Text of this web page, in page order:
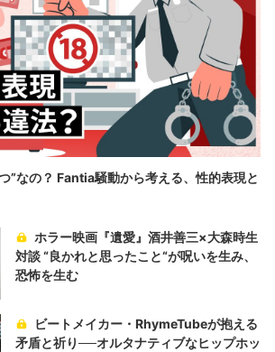
”なの？ Fantia騒動から考える、性的表現と
ホラー映画『遺愛』酒井善三×大森時生
対談 “良かれと思ったこと“が呪いを生み、
恐怖を生む
ビートメイカー・RhymeTubeが抱える
矛盾と祈り──オルタナティブなヒップホッ